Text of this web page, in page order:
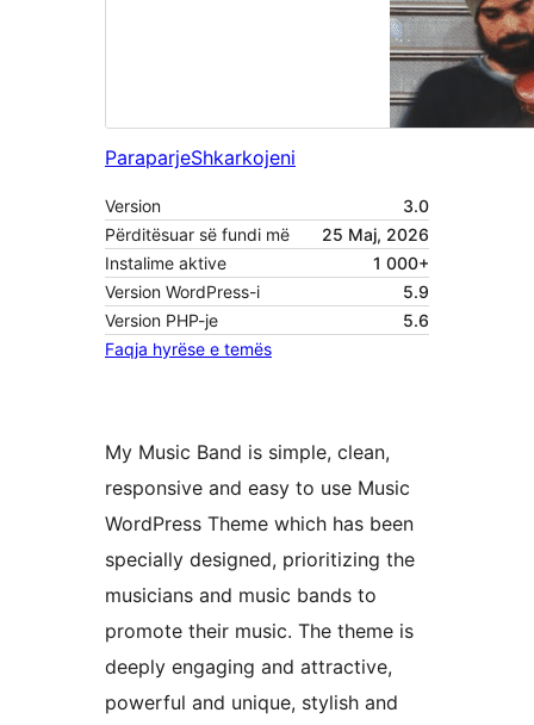
ParaparjeShkarkojeni
Version
3.0
Përditësuar së fundi më
25 Maj, 2026
Instalime aktive
1 000+
Version WordPress-i
5.9
Version PHP-je
5.6
Faqja hyrëse e temës
My Music Band is simple, clean,
responsive and easy to use Music
WordPress Theme which has been
specially designed, prioritizing the
musicians and music bands to
promote their music. The theme is
deeply engaging and attractive,
powerful and unique, stylish and